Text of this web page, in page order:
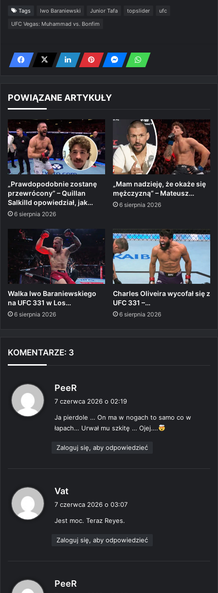
Tags Iwo Baraniewski Junior Tafa topslider
ufc
UFC Vegas: Muhammad vs. Bonfim
POWIĄZANE ARTYKUŁY
„Prawdopodobnie zostanę
przewrócony” – Quillan
Salkilld opowiedział, jak…
6 sierpnia 2026
„Mam nadzieję, że okaże się
mężczyzną” – Mateusz…
6 sierpnia 2026
Walka Iwo Baraniewskiego
na UFC 331 w Los…
6 sierpnia 2026
Charles Oliveira wycofał się z
UFC 331 –…
6 sierpnia 2026
KOMENTARZE: 3
PeeR
z
e
7 czerwca 2026 o 02:19
Ja pierdole … On ma w nogach to samo co w
łapach… Urwał mu szkitę … Ojej….
Zaloguj się, aby odpowiedzieć
Vat
z
:
7 czerwca 2026 o 03:07
Jest moc. Teraz Reyes.
Zaloguj się, aby odpowiedzieć
PeeR